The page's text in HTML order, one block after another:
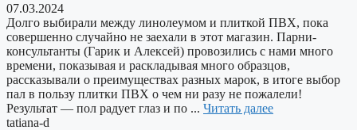
07.03.2024
Долго выбирали между линолеумом и плиткой ПВХ, пока
совершенно случайно не заехали в этот магазин. Парни-
консультанты (Гарик и Алексей) провозились с нами много
времени, показывая и раскладывая много образцов,
рассказывали о преимуществах разных марок, в итоге выбор
пал в пользу плитки ПВХ о чем ни разу не пожалели!
Результат — пол радует глаз и по ... Читать далее
tatiana-d